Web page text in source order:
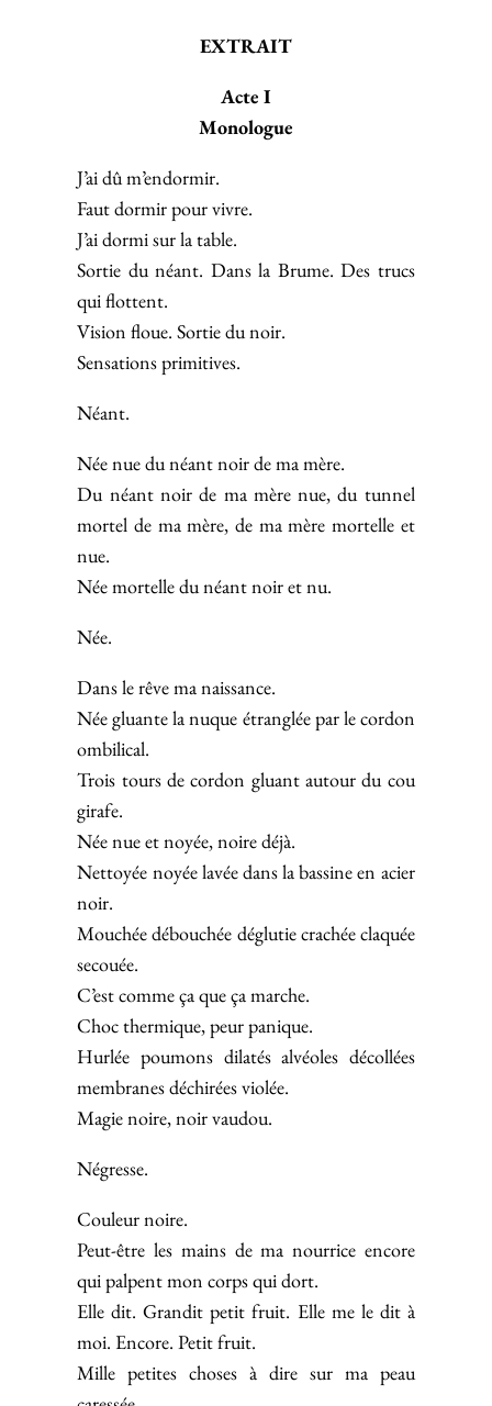
EXTRAIT
Acte I
Monologue
J’ai dû m’endormir.
Faut dormir pour vivre.
J’ai dormi sur la table.
Sortie du néant. Dans la Brume. Des trucs
qui flottent.
Vision floue. Sortie du noir.
Sensations primitives.
Néant.
Née nue du néant noir de ma mère.
Du néant noir de ma mère nue, du tunnel
mortel de ma mère, de ma mère mortelle et
nue.
Née mortelle du néant noir et nu.
Née.
Dans le rêve ma naissance.
Née gluante la nuque étranglée par le cordon
ombilical.
Trois tours de cordon gluant autour du cou
girafe.
Née nue et noyée, noire déjà.
Nettoyée noyée lavée dans la bassine en acier
noir.
Mouchée débouchée déglutie crachée claquée
secouée.
C’est comme ça que ça marche.
Choc thermique, peur panique.
Hurlée poumons dilatés alvéoles décollées
membranes déchirées violée.
Magie noire, noir vaudou.
Négresse.
Couleur noire.
Peut-être les mains de ma nourrice encore
qui palpent mon corps qui dort.
Elle dit. Grandit petit fruit. Elle me le dit à
moi. Encore. Petit fruit.
Mille petites choses à dire sur ma peau